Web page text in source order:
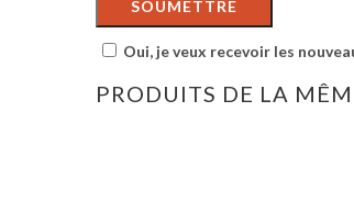
Oui, je veux recevoir les
PRODUITS DE LA